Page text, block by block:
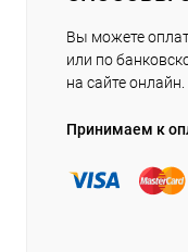
Вы можете
или по
на сайте онлайн.
Принимаем к